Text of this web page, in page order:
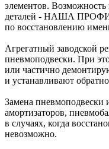
элементов.
деталей - НАША
по восстановлению
Агрегатный заводской
пневмоподвески. При
или частично
и устанавливают
Замена пневмоподвески
амортизаторов,
в случаях, когда
невозможно.